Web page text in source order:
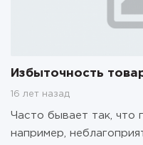
Избыточность
16 лет назад
Часто бывает так, что
например,